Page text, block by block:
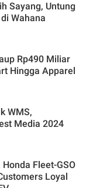
Sayang, Untung
Wahana
Rp490 Miliar
Hingga Apparel
WMS,
Media 2024
Fleet-GSO
Loyal